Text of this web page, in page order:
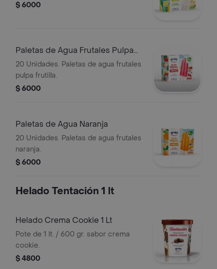
$ 6000
Paletas de Agua Frutales Pulpa
Frutilla
20 Unidades. Paletas de agua frutales
pulpa frutilla.
$ 6000
Paletas de Agua Naranja
20 Unidades. Paletas de agua frutales
naranja.
$ 6000
Helado Tentación 1 lt
Helado Crema Cookie 1 Lt
Pote de 1 lt. / 600 gr. sabor crema
cookie.
$ 4800